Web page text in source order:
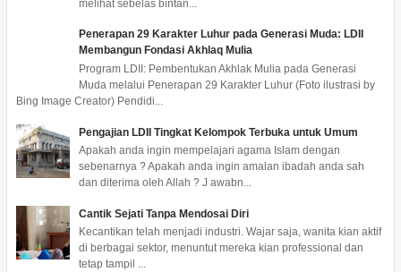
melihat sebelas bintan...
Penerapan 29 Karakter Luhur pada Generasi Muda: LDII
Membangun Fondasi Akhlaq Mulia
Program LDII: Pembentukan Akhlak Mulia pada Generasi
Muda melalui Penerapan 29 Karakter Luhur (Foto ilustrasi by
Bing Image Creator) Pendidi...
Pengajian LDII Tingkat Kelompok Terbuka untuk Umum
Apakah anda ingin mempelajari agama Islam dengan
sebenarnya ? Apakah anda ingin amalan ibadah anda sah
dan diterima oleh Allah ? J awabn...
Cantik Sejati Tanpa Mendosai Diri
Kecantikan telah menjadi industri. Wajar saja, wanita kian aktif
di berbagai sektor, menuntut mereka kian professional dan
tetap tampil ...